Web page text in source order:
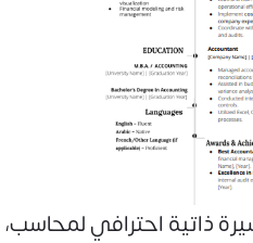
ذاتية احترافي لمحاسب،